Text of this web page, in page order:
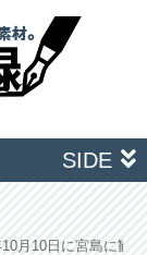
SIDE
10月10日に宮島に観